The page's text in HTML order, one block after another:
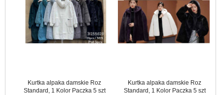
Kurtka alpaka damskie Roz
Standard, 1 Kolor Paczka 5 szt
Kurtka alpaka damskie Roz
Standard, 1 Kolor Paczka 5 szt